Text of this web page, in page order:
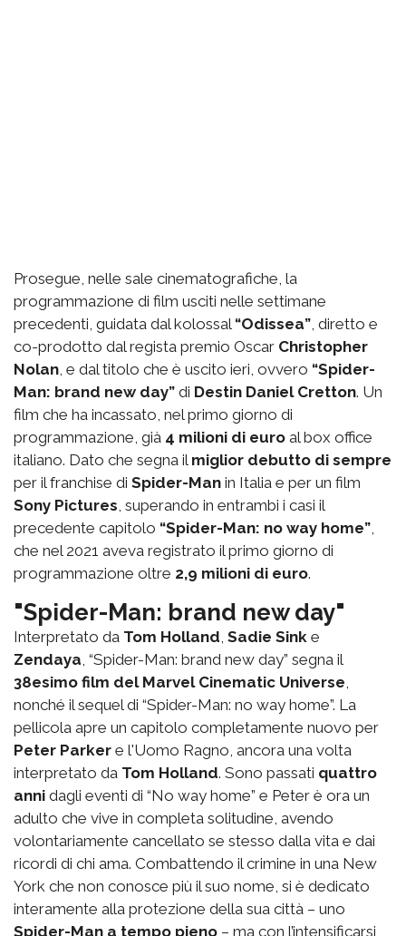
Prosegue, nelle sale cinematografiche, la
programmazione di film usciti nelle settimane
precedenti, guidata dal kolossal “Odissea”, diretto e
co-prodotto dal regista premio Oscar Christopher
Nolan, e dal titolo che è uscito ieri, ovvero “Spider-
Man: brand new day” di Destin Daniel Cretton. Un
film che ha incassato, nel primo giorno di
programmazione, già 4 milioni di euro al box office
italiano. Dato che segna il miglior debutto di sempre
per il franchise di Spider-Man in Italia e per un film
Sony Pictures, superando in entrambi i casi il
precedente capitolo “Spider-Man: no way home”,
che nel 2021 aveva registrato il primo giorno di
programmazione oltre 2,9 milioni di euro.
"Spider-Man: brand new day"
Interpretato da Tom Holland, Sadie Sink e
Zendaya, “Spider-Man: brand new day” segna il
38esimo film del Marvel Cinematic Universe,
nonché il sequel di “Spider-Man: no way home”. La
pellicola apre un capitolo completamente nuovo per
Peter Parker e l'Uomo Ragno, ancora una volta
interpretato da Tom Holland. Sono passati quattro
anni dagli eventi di “No way home” e Peter è ora un
adulto che vive in completa solitudine, avendo
volontariamente cancellato se stesso dalla vita e dai
ricordi di chi ama. Combattendo il crimine in una New
York che non conosce più il suo nome, si è dedicato
interamente alla protezione della sua città – uno
Spider-Man a tempo pieno – ma con l’intensificarsi